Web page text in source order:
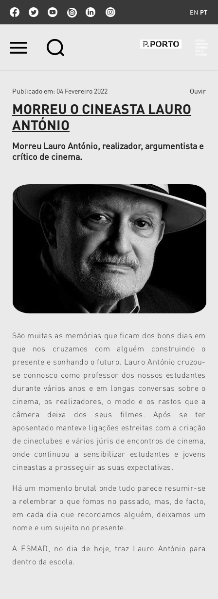
EN PT
Ir
Ir
navegação
Publicado em: 04 Fevereiro 2022 Ouvir
MORREU O CINEASTA LAURO
ANTÓNIO
Morreu Lauro António, realizador, argumentista e
crítico de cinema.
São muitas as memórias que ficam dos bons dias em
que nos cruzamos com alguém construindo o
presente e sonhando o futuro. Lauro António cruzou-
se connosco como professor dos nossos estudantes
durante vários anos e em longas conversas sobre o
cinema, os realizadores, o modo e os rastos que a
câmera deixa dos seus filmes. Após se ter
aposentado manteve ligações estreitas com a criação
de cineclubes e vários júris de encontros de cinema,
onde continuou a sensibilizar estudantes e jovens
cineastas a prosseguir as suas expectativas.
Há um momento brutal onde tudo parece resumir-se
a relembrar o que fomos no passado, mas, de facto,
em cada dia que recordamos alguém, deixamos um
nome e um sujeito no presente.
A ESMAD, no dia de hoje, traz Lauro António para
dentro da escola.